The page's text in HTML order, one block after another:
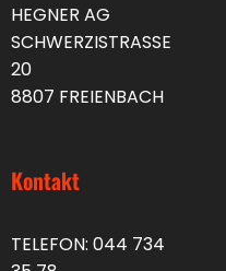
HEGNER AG
SCHWERZISTRASSE
20
8807 FREIENBACH
Kontakt
TELEFON: 044 734